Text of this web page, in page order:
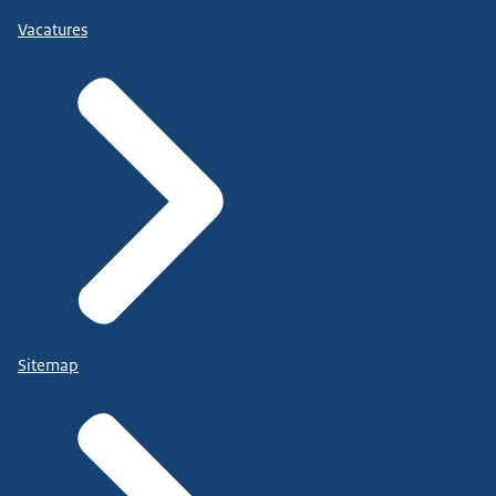
Vacatures
Sitemap